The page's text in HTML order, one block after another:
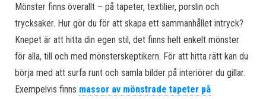
Mönster finns överallt – på tapeter, textilier, porslin och
trycksaker. Hur gör du för att skapa ett sammanhållet intryck?
Knepet är att hitta din egen stil, det finns helt enkelt mönster
för alla, till och med mönsterskeptikern. För att hitta rätt kan du
börja med att surfa runt och samla bilder på interiörer du gillar.
Exempelvis finns massor av mönstrade tapeter på